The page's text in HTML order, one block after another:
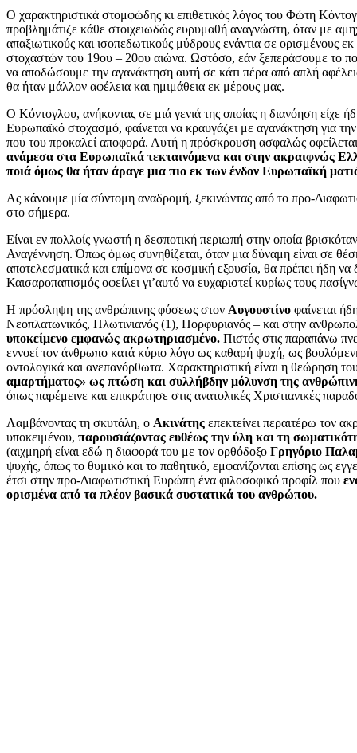
Ο χαρακτηριστικά στομφώδης κι επιθετικός λόγος του Φώτη
προβλημάτιζε κάθε στοιχειωδώς ευρυμαθή αναγνώστη, όταν με
απαξιωτικούς και ισοπεδωτικούς μύδρους ενάντια σε ορισμένους
στοχαστών του 19ου – 20ου αιώνα. Ωστόσο, εάν ξεπεράσουμε το
να αποδώσουμε την αγανάκτηση αυτή σε κάτι πέρα από απλή
θα ήταν μάλλον αφέλεια και ημιμάθεια εκ μέρους μας.
Ο Κόντογλου, ανήκοντας σε μιά γενιά της οποίας η διανόηση είχε
Ευρωπαϊκό στοχασμό, φαίνεται να κραυγάζει με αγανάκτηση για
που του προκαλεί αποφορά. Αυτή η πρόσκρουση ασφαλώς
ανάμεσα στα Ευρωπαϊκά τεκταινόμενα και στην ακραιφνώς
ποιά όμως θα ήταν άραγε μια πιο εκ των ένδον Ευρωπαϊκή
Ας κάνουμε μία σύντομη αναδρομή, ξεκινώντας από το προ-
στο σήμερα.
Είναι εν πολλοίς γνωστή η δεσποτική περιωπή στην οποία
Αναγέννηση. Όπως όμως συνηθίζεται, όταν μια δύναμη είναι σε
αποτελεσματικά και επίμονα σε κοσμική εξουσία, θα πρέπει ήδη
Καισαροπαπισμός οφείλει γι’αυτό να ευχαριστεί κυρίως τους
Η πρόσληψη της ανθρώπινης φύσεως στον Αυγουστίνο φαίνεται
Νεοπλατωνικός, Πλωτινιανός (1), Πορφυριανός – και στην
υποκείμενο εμφανώς ακρωτηριασμένο. Πιστός στις παραπάνω
εννοεί τον άνθρωπο κατά κύριο λόγο ως καθαρή ψυχή, ως
οντολογικά και ανεπανόρθωτα. Χαρακτηριστική είναι η θεώρηση
αμαρτήματος» ως πτώση και συλλήβδην μόλυνση της
όπως παρέμεινε και επικράτησε στις ανατολικές Χριστιανικές
Λαμβάνοντας τη σκυτάλη, ο Ακινάτης επεκτείνει περαιτέρω τον
υποκειμένου, παρουσιάζοντας ευθέως την ύλη και τη
(αιχμηρή είναι εδώ η διαφορά του με τον ορθόδοξο Γρηγόριο
ψυχής, όπως το θυμικό και το παθητικό, εμφανίζονται επίσης ως
έτσι στην προ-Διαφωτιστική Ευρώπη ένα φιλοσοφικό προφίλ που
ορισμένα από τα πλέον βασικά συστατικά του ανθρώπου.